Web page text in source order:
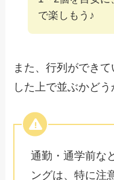
で楽しもう♪
また、行列ができ
した上で並ぶかどう
通勤・通学前な
ングは、特に注